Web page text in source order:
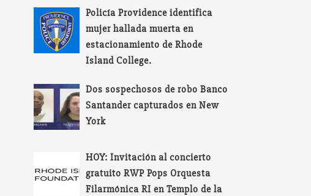
Policía Providence identifica
mujer hallada muerta en
estacionamiento de Rhode
Island College.
Dos sospechosos de robo Banco
Santander capturados en New
York
HOY: Invitación al concierto
gratuito RWP Pops Orquesta
Filarmónica RI en Templo de la